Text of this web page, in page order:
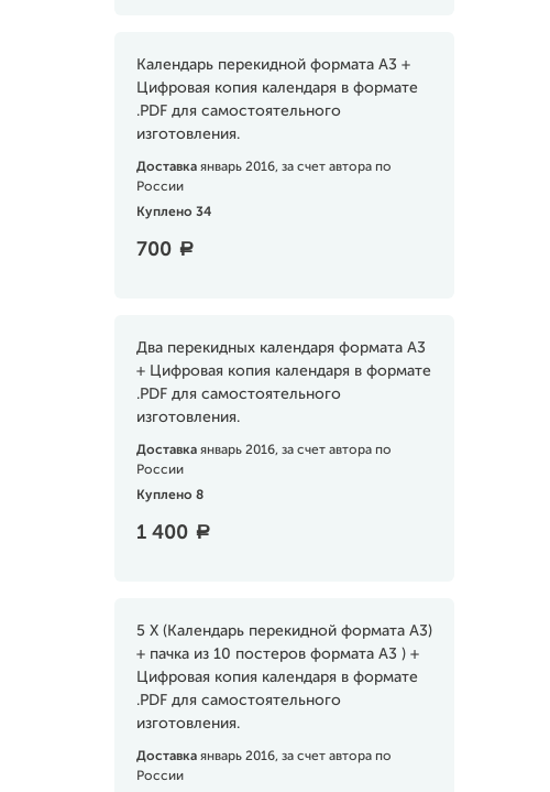
Календарь перекидной формата А3 +
Цифровая копия календаря в формате
.PDF для самостоятельного
изготовления.
Доставка январь 2016, за счет автора по
России
Куплено 34
700 a
Два перекидных календаря формата А3
+ Цифровая копия календаря в формате
.PDF для самостоятельного
изготовления.
Доставка январь 2016, за счет автора по
России
Куплено 8
1 400 a
5 Х (Календарь перекидной формата А3)
+ пачка из 10 постеров формата А3 ) +
Цифровая копия календаря в формате
.PDF для самостоятельного
изготовления.
Доставка январь 2016, за счет автора по
России